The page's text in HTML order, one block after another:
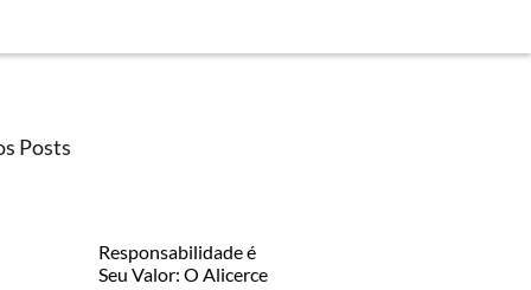
Posts
Responsabilidade é
Seu Valor: O Alicerce